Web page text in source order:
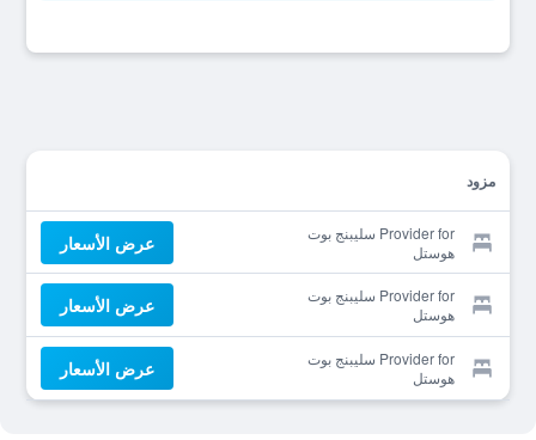
مزود
Provider for سليبنج بوت
هوستل
عرض الأسعار
Provider for سليبنج بوت
هوستل
عرض الأسعار
Provider for سليبنج بوت
هوستل
عرض الأسعار